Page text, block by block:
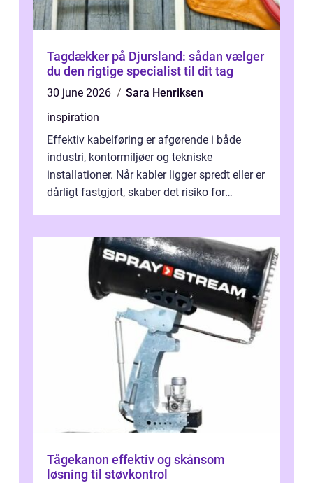
Tagdækker på Djursland: sådan vælger
du den rigtige specialist til dit tag
30 june 2026
Sara Henriksen
inspiration
Effektiv kabelføring er afgørende i både
industri, kontormiljøer og tekniske
installationer. Når kabler ligger spredt eller er
dårligt fastgjort, skaber det risiko for
Tågekanon effektiv og skånsom
løsning til støvkontrol